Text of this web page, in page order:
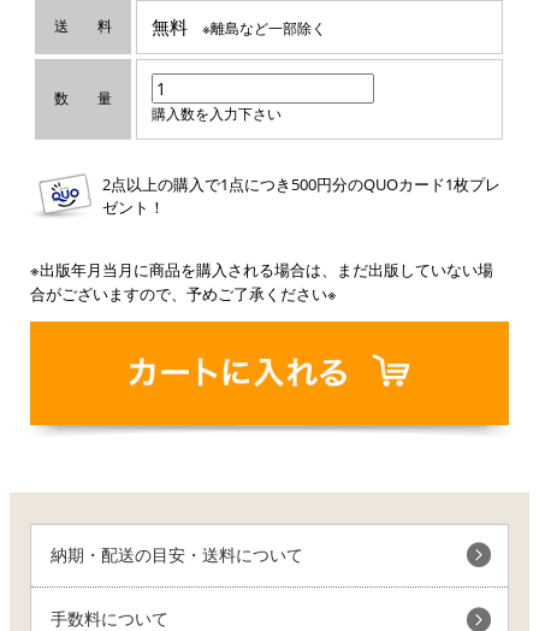
送 料 無料 ※離島など一部除く
数 量
購入数を入力下さい
2点以上の購入で1点につき500円分のQUOカード1枚プレ
ゼント！
※出版年月当月に商品を購入される場合は、まだ出版していない場
合がございますので、予めご了承ください※
納期・配送の目安・送料について
手数料について